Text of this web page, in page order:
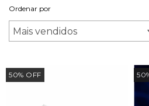
Ordenar por
50% OFF 50